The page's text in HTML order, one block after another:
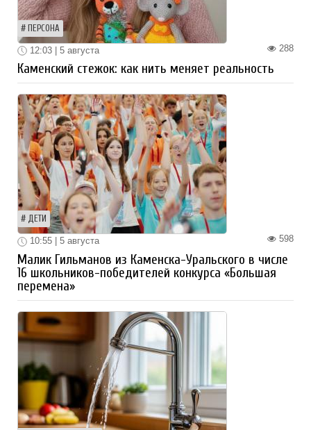
ПЕРСОНА
288
12:03 | 5 августа
Каменский стежок: как нить меняет реальность
ДЕТИ
598
10:55 | 5 августа
Малик Гильманов из Каменска-Уральского в числе
16 школьников-победителей конкурса «Большая
перемена»